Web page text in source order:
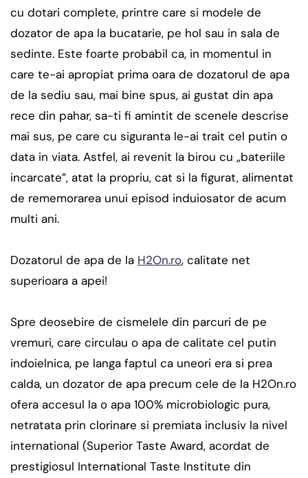
cu dotari complete, printre care si modele de
dozator de apa la bucatarie, pe hol sau in sala de
sedinte. Este foarte probabil ca, in momentul in
care te-ai apropiat prima oara de dozatorul de apa
de la sediu sau, mai bine spus, ai gustat din apa
rece din pahar, sa-ti fi amintit de scenele descrise
mai sus, pe care cu siguranta le-ai trait cel putin o
data in viata. Astfel, ai revenit la birou cu „bateriile
incarcate”, atat la propriu, cat si la figurat, alimentat
de rememorarea unui episod induiosator de acum
multi ani.
Dozatorul de apa de la H2On.ro, calitate net
superioara a apei!
Spre deosebire de cismelele din parcuri de pe
vremuri, care circulau o apa de calitate cel putin
indoielnica, pe langa faptul ca uneori era si prea
calda, un dozator de apa precum cele de la H2On.ro
ofera accesul la o apa 100% microbiologic pura,
netratata prin clorinare si premiata inclusiv la nivel
international (Superior Taste Award, acordat de
prestigiosul International Taste Institute din